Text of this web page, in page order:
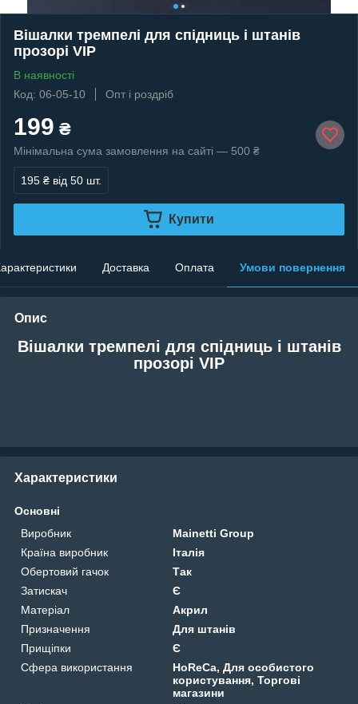
Вішалки тремпелі для спідниць і штанів
прозорі VIP
В наявності
Код: 06-05-10
Опт і роздріб
199 ₴
Мінімальна сума замовлення на сайті — 500 ₴
195 ₴ від 50 шт.
Купити
Доставка Оплата Умови повернення
Опис
Вішалки тремпелі для спідниць і штанів
прозорі VIP
Характеристики
Основні
Виробник
Mainetti Group
Країна виробник
Італія
Обертовий гачок
Так
Затискач
Є
Матеріал
Акрил
Призначення
Для штанів
Прищіпки
Є
Сфера використання
HoReCa, Для особистого
користування, Торгові
магазини